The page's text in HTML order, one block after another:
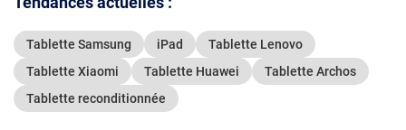
Tablette Samsung iPad
Tablette Lenovo
Tablette Xiaomi
Tablette Huawei
Tablette Archos
Tablette reconditionnée